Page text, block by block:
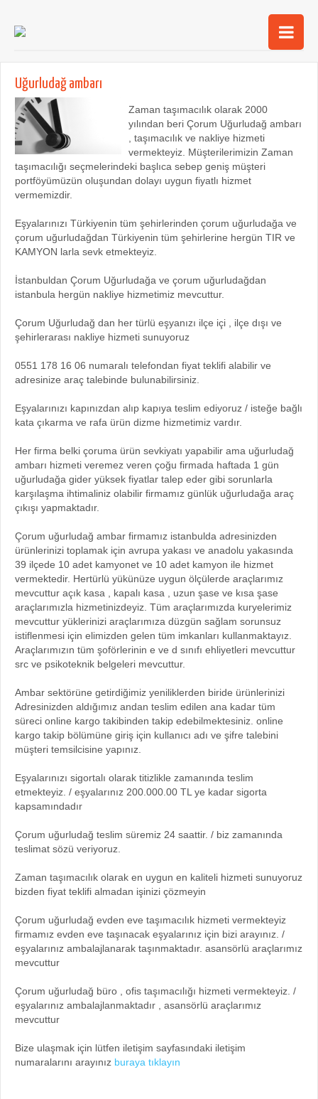
Ana Sayfa
Hizmetlerimiz
Kurumsal
iletişim
Uğurludağ ambarı
Zaman taşımacılık olarak 2000
yılından beri Çorum Uğurludağ ambarı
, taşımacılık ve nakliye hizmeti
vermekteyiz. Müşterilerimizin Zaman
taşımacılığı seçmelerindeki başlıca sebep geniş müşteri
portföyümüzün oluşundan dolayı uygun fiyatlı hizmet
vermemizdir.
Eşyalarınızı Türkiyenin tüm şehirlerinden çorum uğurludağa ve
çorum uğurludağdan Türkiyenin tüm şehirlerine hergün TIR ve
KAMYON larla sevk etmekteyiz.
İstanbuldan Çorum Uğurludağa ve çorum uğurludağdan
istanbula hergün nakliye hizmetimiz mevcuttur.
Çorum Uğurludağ dan her türlü eşyanızı ilçe içi , ilçe dışı ve
şehirlerarası nakliye hizmeti sunuyoruz
0551 178 16 06 numaralı telefondan fiyat teklifi alabilir ve
adresinize araç talebinde bulunabilirsiniz.
Eşyalarınızı kapınızdan alıp kapıya teslim ediyoruz / isteğe bağlı
kata çıkarma ve rafa ürün dizme hizmetimiz vardır.
Her firma belki çoruma ürün sevkiyatı yapabilir ama uğurludağ
ambarı hizmeti veremez veren çoğu firmada haftada 1 gün
uğurludağa gider yüksek fiyatlar talep eder gibi sorunlarla
karşılaşma ihtimaliniz olabilir firmamız günlük uğurludağa araç
çıkışı yapmaktadır.
Çorum uğurludağ ambar firmamız istanbulda adresinizden
ürünlerinizi toplamak için avrupa yakası ve anadolu yakasında
39 ilçede 10 adet kamyonet ve 10 adet kamyon ile hizmet
vermektedir. Hertürlü yükünüze uygun ölçülerde araçlarımız
mevcuttur açık kasa , kapalı kasa , uzun şase ve kısa şase
araçlarımızla hizmetinizdeyiz. Tüm araçlarımızda kuryelerimiz
mevcuttur yüklerinizi araçlarımıza düzgün sağlam sorunsuz
istiflenmesi için elimizden gelen tüm imkanları kullanmaktayız.
Araçlarımızın tüm şoförlerinin e ve d sınıfı ehliyetleri mevcuttur
src ve psikoteknik belgeleri mevcuttur.
Ambar sektörüne getirdiğimiz yeniliklerden biride ürünlerinizi
Adresinizden aldığımız andan teslim edilen ana kadar tüm
süreci online kargo takibinden takip edebilmektesiniz. online
kargo takip bölümüne giriş için kullanıcı adı ve şifre talebini
müşteri temsilcisine yapınız.
Eşyalarınızı sigortalı olarak titizlikle zamanında teslim
etmekteyiz. / eşyalarınız 200.000.00 TL ye kadar sigorta
kapsamındadır
Çorum uğurludağ teslim süremiz 24 saattir. / biz zamanında
teslimat sözü veriyoruz.
Zaman taşımacılık olarak en uygun en kaliteli hizmeti sunuyoruz
bizden fiyat teklifi almadan işinizi çözmeyin
Çorum uğurludağ evden eve taşımacılık hizmeti vermekteyiz
firmamız evden eve taşınacak eşyalarınız için bizi arayınız. /
eşyalarınız ambalajlanarak taşınmaktadır. asansörlü araçlarımız
mevcuttur
Çorum uğurludağ büro , ofis taşımacılığı hizmeti vermekteyiz. /
eşyalarınız ambalajlanmaktadır , asansörlü araçlarımız
mevcuttur
Bize ulaşmak için lütfen iletişim sayfasındaki iletişim
numaralarını arayınız buraya tıklayın